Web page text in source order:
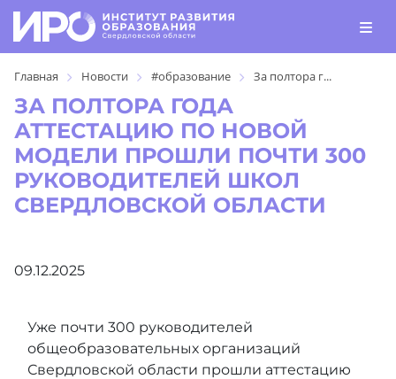
Главная Новости #образование За полтора г...
ЗА ПОЛТОРА ГОДА
АТТЕСТАЦИЮ ПО НОВОЙ
МОДЕЛИ ПРОШЛИ ПОЧТИ 300
РУКОВОДИТЕЛЕЙ ШКОЛ
СВЕРДЛОВСКОЙ ОБЛАСТИ
09.12.2025
Уже почти 300 руководителей
общеобразовательных организаций
Свердловской области прошли аттестацию